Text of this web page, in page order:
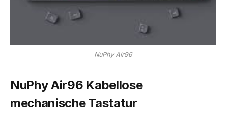
NuPhy Air96
NuPhy Air96 Kabellose
mechanische Tastatur